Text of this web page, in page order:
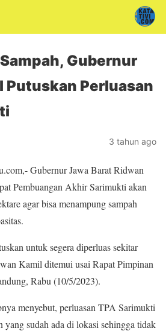
Gubernur
Putuskan Perluasan
3 tahun ago
Gubernur Jawa Barat Ridwan
Pembuangan Akhir Sarimukti akan
agar bisa menampung sampah
untuk segera diperluas sekitar
Kamil ditemui usai Rapat Pimpinan
Rabu (10/5/2023).
menyebut, perluasan TPA Sarimukti
yang sudah ada di lokasi sehingga tidak